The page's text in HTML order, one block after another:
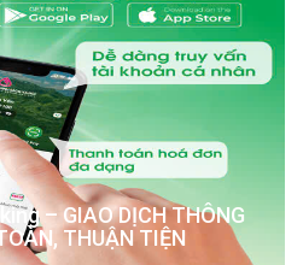
– GIAO DỊCH THÔNG
THUẬN TIỆN